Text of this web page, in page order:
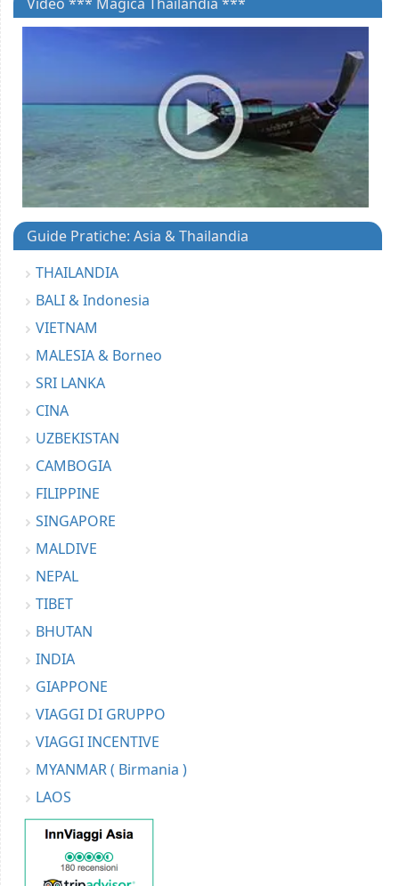
Guide Pratiche: Asia & Thailandia
THAILANDIA
BALI & Indonesia
VIETNAM
MALESIA & Borneo
SRI LANKA
CINA
UZBEKISTAN
CAMBOGIA
FILIPPINE
SINGAPORE
MALDIVE
NEPAL
TIBET
BHUTAN
INDIA
GIAPPONE
VIAGGI DI GRUPPO
VIAGGI INCENTIVE
MYANMAR ( Birmania )
LAOS